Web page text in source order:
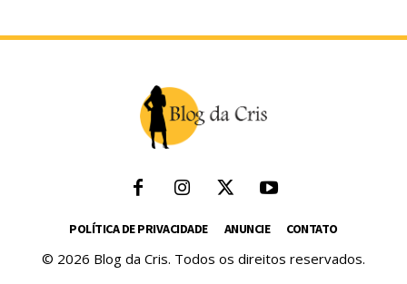
POLÍTICA DE PRIVACIDADE ANUNCIE CONTATO
© 2026 Blog da Cris. Todos os direitos reservados.